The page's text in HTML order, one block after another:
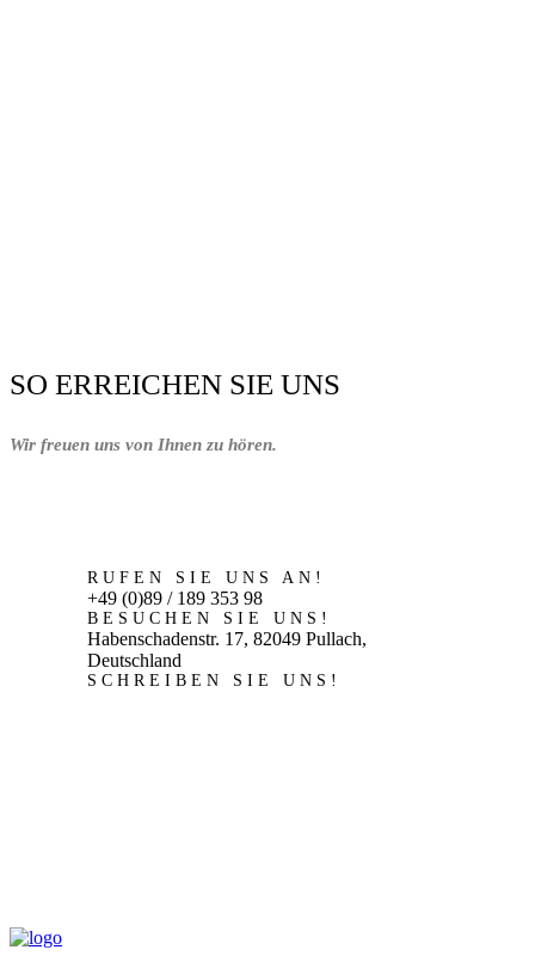
SO ERREICHEN SIE UNS
Wir freuen uns von Ihnen zu hören.
RUFEN SIE UNS AN!
+49 (0)89 / 189 353 98
BESUCHEN SIE UNS!
Habenschadenstr. 17, 82049 Pullach,
Deutschland
SCHREIBEN SIE UNS!